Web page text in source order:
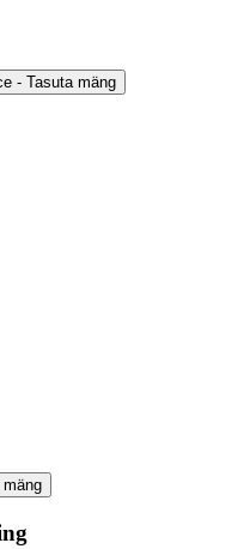
- Tasuta mäng
mäng